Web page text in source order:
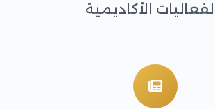
الأكاديمية